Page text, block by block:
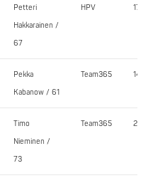
Petteri
Hakkarainen /
67
HPV 170,0
Pekka
Kabanow / 61
Team365 145,0
Timo
Nieminen /
73
Team365 205,0